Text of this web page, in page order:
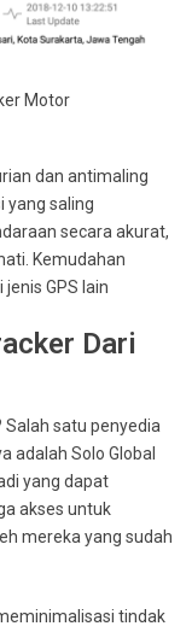
Motor
dan antimaling
yang saling
secara akurat,
Kemudahan
GPS lain
Dari
Salah satu penyedia
adalah Solo Global
yang dapat
akses untuk
mereka yang sudah
tindak